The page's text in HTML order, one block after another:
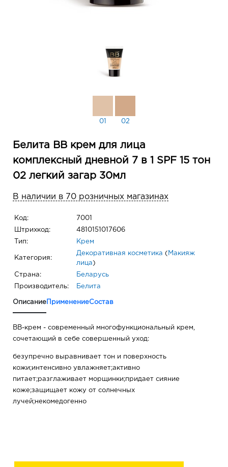
01 02
Белита ВВ крем для лица
комплексный дневной 7 в 1 SPF 15 тон
02 легкий загар 30мл
В наличии в 70 розничных магазинах
Код: 7001
Штрихкод: 4810151017606
Тип: Крем
Категория:
Декоративная косметика ( Макияж
лица )
Страна: Беларусь
Производитель: Белита
Описание ПрименениеСостав
BB-крем - современный многофункциональный крем,
сочетающий в себе совершенный уход:
безупречно выравнивает тон и поверхность
кожи;интенсивно увлажняет;активно
питает;разглаживает морщинки;придает сияние
коже;защищает кожу от солнечных
лучей;некомедогенно